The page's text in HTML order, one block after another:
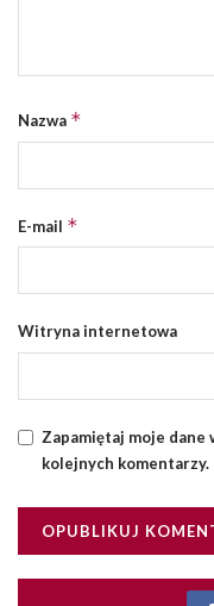
Nazwa *
E-mail *
Witryna internetowa
Zapamiętaj moje
kolejnych komentarzy.